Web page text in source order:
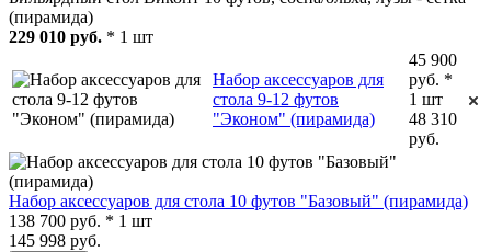
(пирамида)
229 010 руб. * 1 шт
Набор аксессуаров для
стола 9-12 футов
"Эконом" (пирамида)
45 900
руб. *
1 шт
48 310
руб.
Набор аксессуаров для стола 10 футов "Базовый" (пирамида)
138 700 руб. * 1 шт
145 998 руб.